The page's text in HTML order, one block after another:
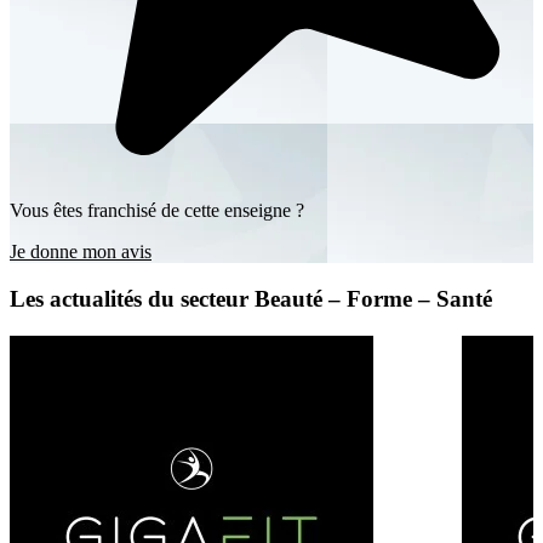
Vous êtes franchisé de cette enseigne ?
Je donne mon avis
Les actualités du secteur Beauté – Forme – Santé